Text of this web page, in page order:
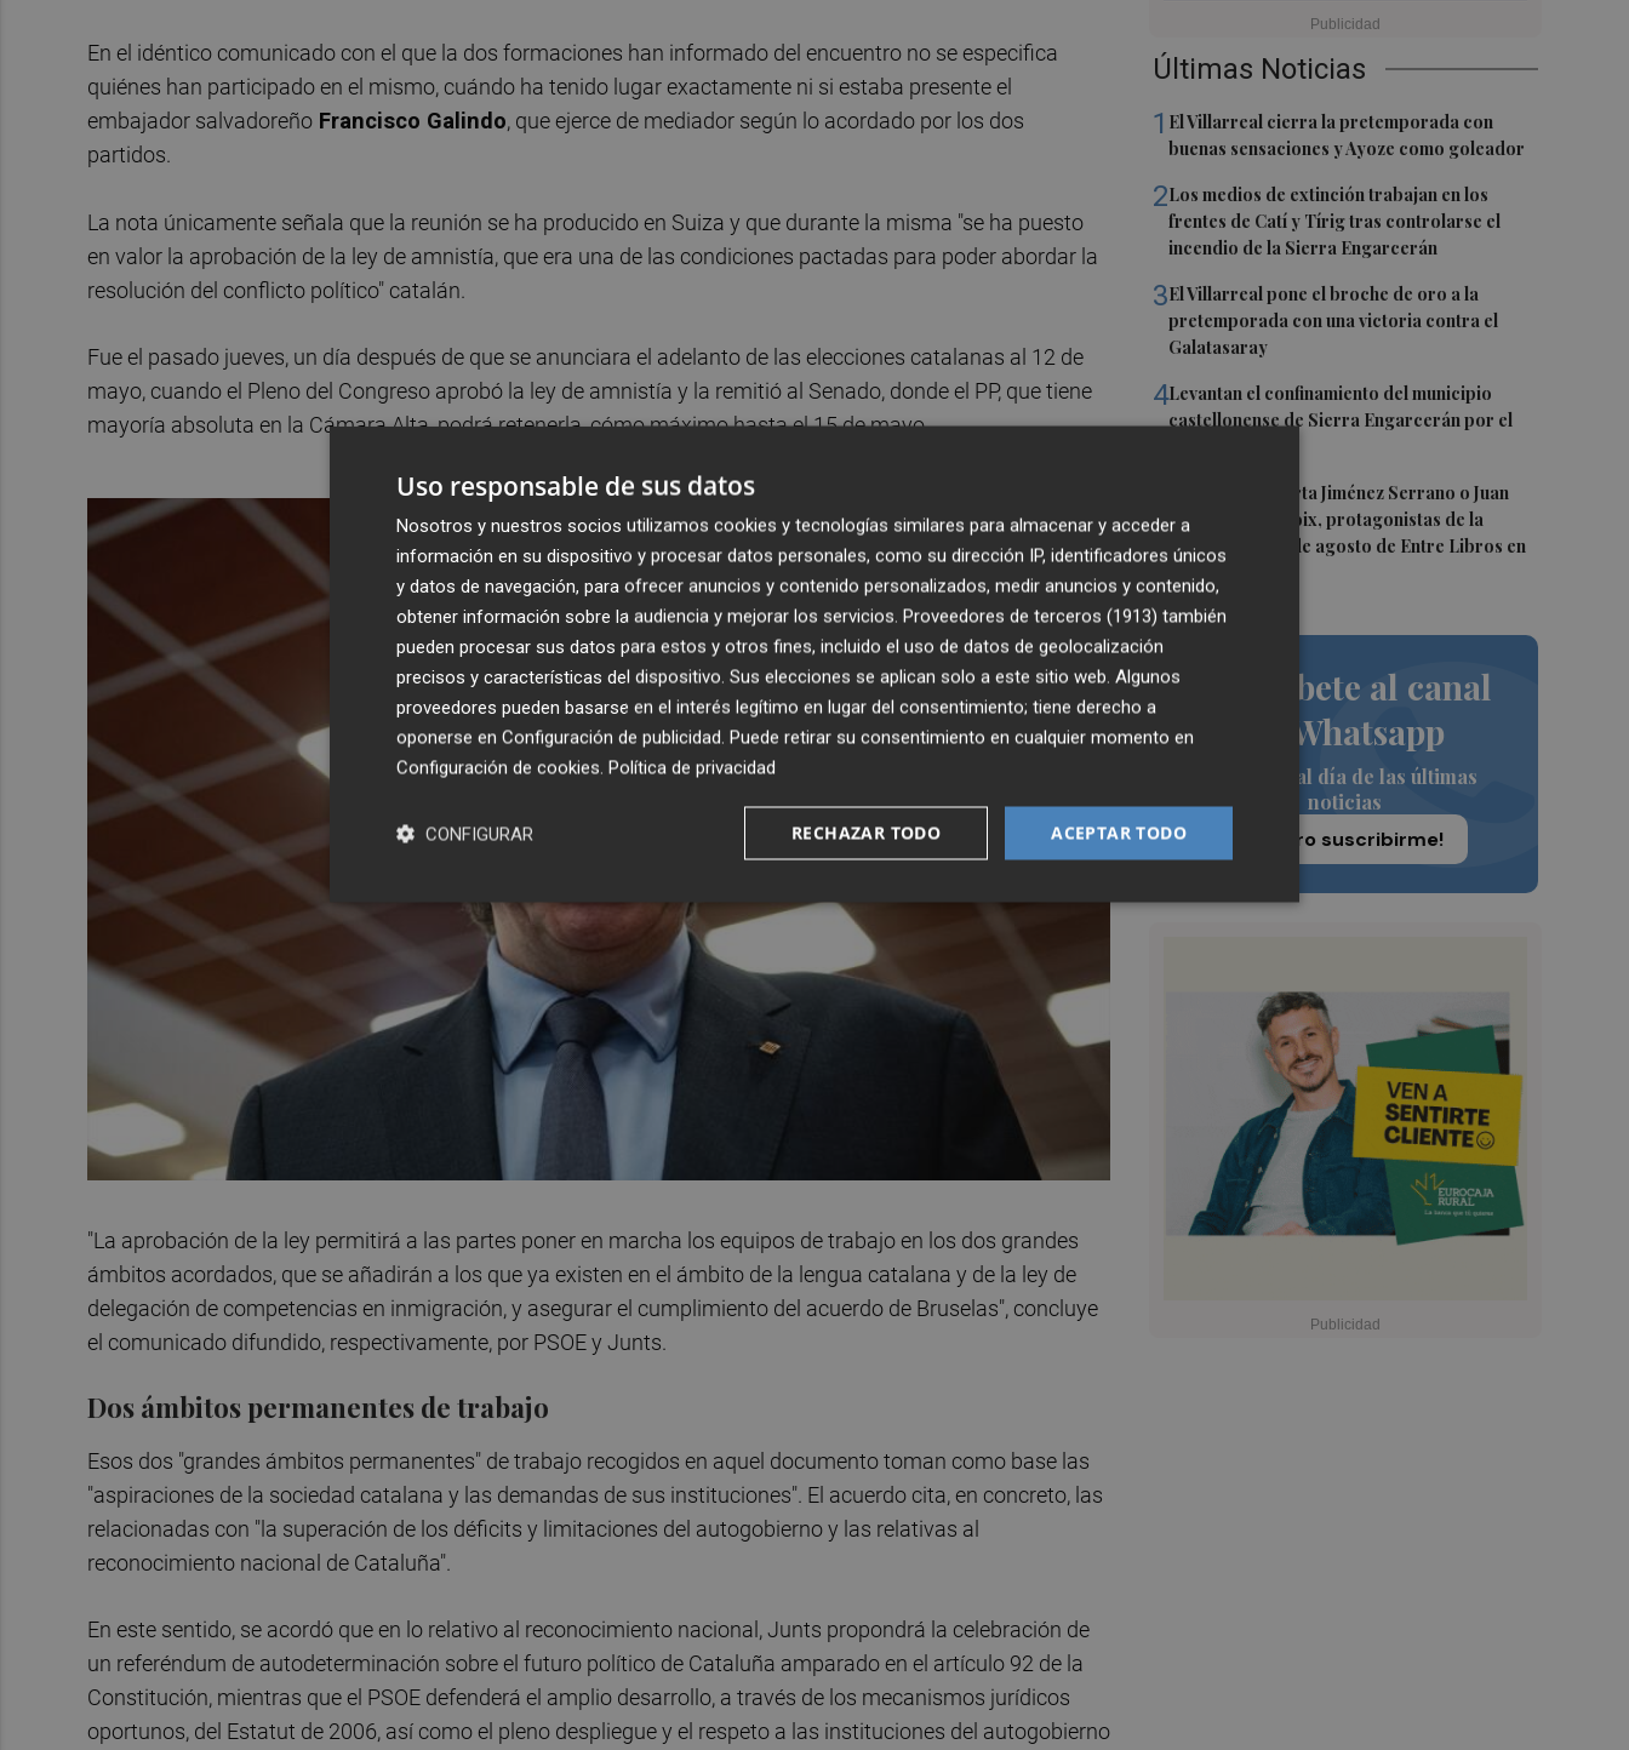
Últimas Noticias
1 El Villarreal cierra la pretemporada con
buenas sensaciones y Ayoze como goleador
2Los medios de extinción trabajan en los
frentes de Catí y Tírig tras controlarse el
incendio de la Sierra Engarcerán
3El Villarreal pone el broche de oro a la
pretemporada con una victoria contra el
Galatasaray
4Levantan el confinamiento del municipio
castellonense de Sierra Engarcerán por el
Juan Tallón, Marta Jiménez Serrano o Juan
Evaristo Valls Boix, protagonistas de la
programación de agosto de Entre Libros en
Benicàssim
Suscríbete al canal
de Whatsapp
Siempre al día de las últimas
noticias
¡Quiero suscribirme!
En el idéntico comunicado con el que la dos formaciones han informado del encuentro no se especifica
quiénes han participado en el mismo, cuándo ha tenido lugar exactamente ni si estaba presente el
embajador salvadoreño Francisco Galindo, que ejerce de mediador según lo acordado por los dos
partidos.
La nota únicamente señala que la reunión se ha producido en Suiza y que durante la misma "se ha puesto
en valor la aprobación de la ley de amnistía, que era una de las condiciones pactadas para poder abordar la
resolución del conflicto político" catalán.
Fue el pasado jueves, un día después de que se anunciara el adelanto de las elecciones catalanas al 12 de
mayo, cuando el Pleno del Congreso aprobó la ley de amnistía y la remitió al Senado, donde el PP, que tiene
mayoría absoluta en la Cámara Alta, podrá retenerla, cómo máximo hasta el 15 de mayo.
"La aprobación de la ley permitirá a las partes poner en marcha los equipos de trabajo en los dos grandes
ámbitos acordados, que se añadirán a los que ya existen en el ámbito de la lengua catalana y de la ley de
delegación de competencias en inmigración, y asegurar el cumplimiento del acuerdo de Bruselas", concluye
el comunicado difundido, respectivamente, por PSOE y Junts.
Dos ámbitos permanentes de trabajo
Esos dos "grandes ámbitos permanentes" de trabajo recogidos en aquel documento toman como base las
"aspiraciones de la sociedad catalana y las demandas de sus instituciones". El acuerdo cita, en concreto, las
relacionadas con "la superación de los déficits y limitaciones del autogobierno y las relativas al
reconocimiento nacional de Cataluña".
En este sentido, se acordó que en lo relativo al reconocimiento nacional, Junts propondrá la celebración de
un referéndum de autodeterminación sobre el futuro político de Cataluña amparado en el artículo 92 de la
Constitución, mientras que el PSOE defenderá el amplio desarrollo, a través de los mecanismos jurídicos
oportunos, del Estatut de 2006, así como el pleno despliegue y el respeto a las instituciones del autogobierno
Uso responsable de sus datos
Nosotros y nuestros socios utilizamos cookies y tecnologías similares para almacenar y acceder a
información en su dispositivo y procesar datos personales, como su dirección IP, identificadores únicos
y datos de navegación, para ofrecer anuncios y contenido personalizados, medir anuncios y contenido,
obtener información sobre la audiencia y mejorar los servicios. Proveedores de terceros (1913) también
pueden procesar sus datos para estos y otros fines, incluido el uso de datos de geolocalización
precisos y características del dispositivo. Sus elecciones se aplican solo a este sitio web. Algunos
proveedores pueden basarse en el interés legítimo en lugar del consentimiento; tiene derecho a
oponerse en Configuración de publicidad. Puede retirar su consentimiento en cualquier momento en
Configuración de cookies. Política de privacidad
ACEPTAR TODO
RECHAZAR TODO
CONFIGURAR